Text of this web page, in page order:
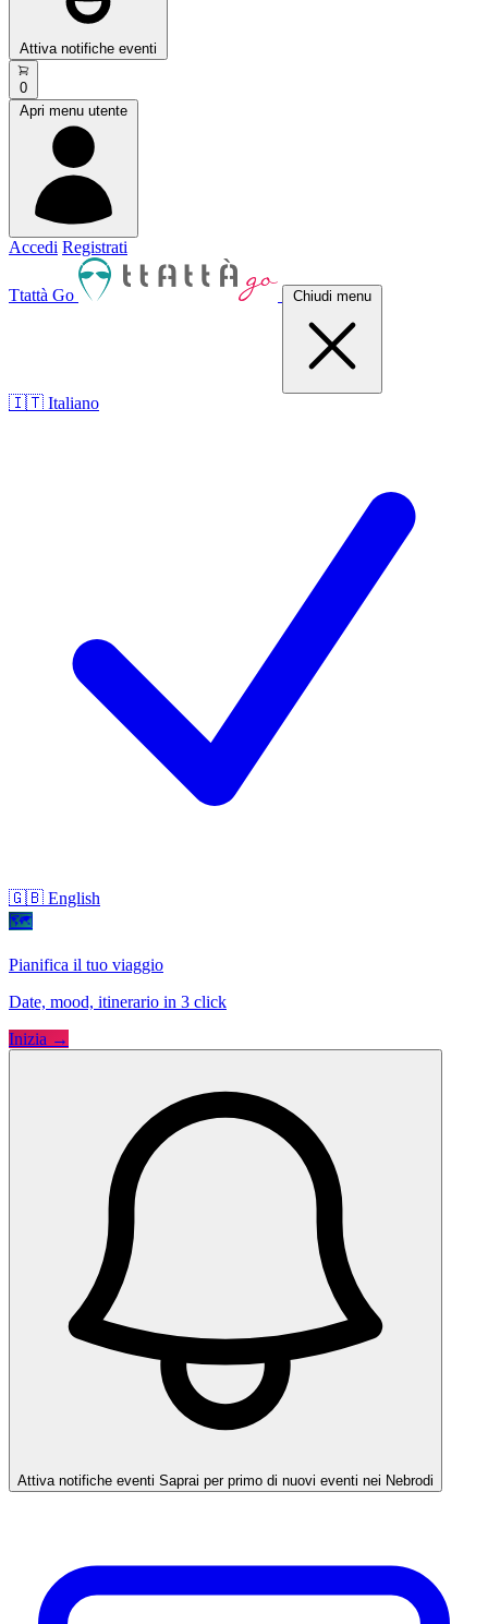
Attiva notifiche eventi
0
Apri menu utente
Accedi Registrati
Ttattà Go Chiudi menu
🇮🇹 Italiano
🇬🇧 English
🗺
Pianifica il tuo viaggio
Date, mood, itinerario in 3 click
Inizia →
Attiva notifiche eventi Saprai per primo di nuovi eventi nei Nebrodi